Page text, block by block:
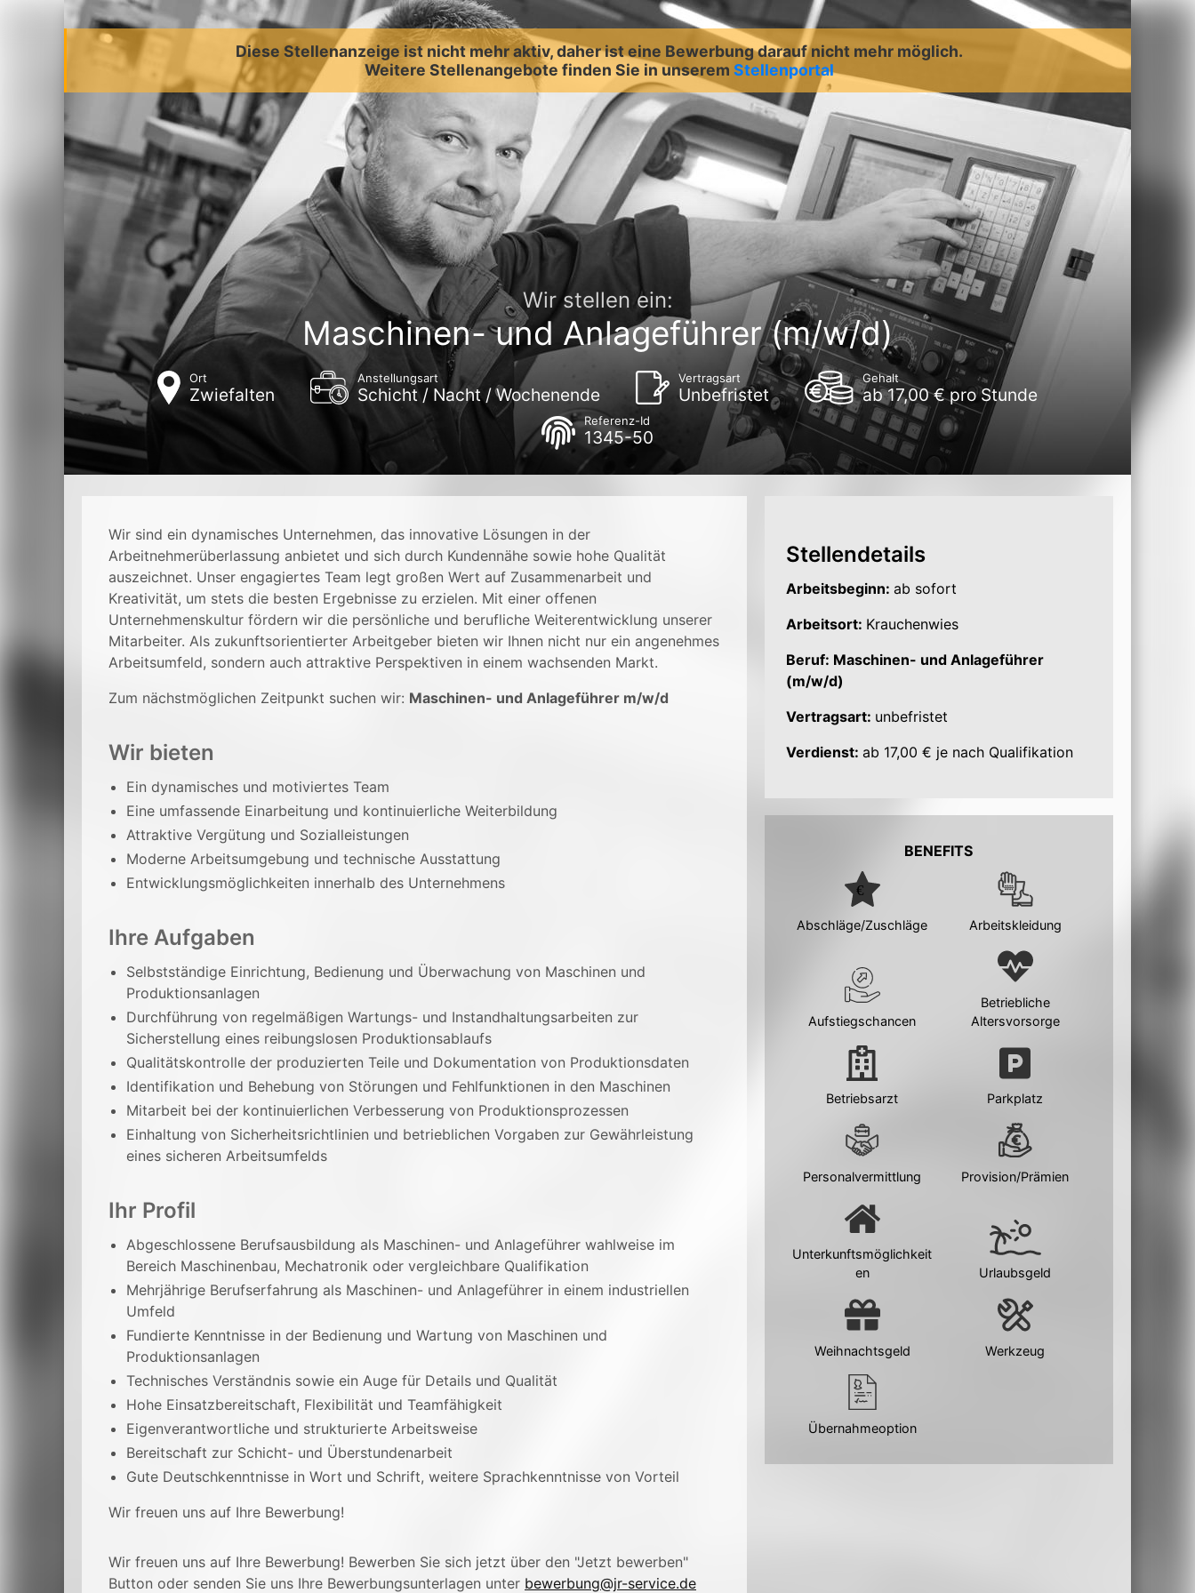
Diese Stellenanzeige ist nicht mehr aktiv, daher ist eine Bewerbung darauf nicht mehr möglich.
Weitere Stellenangebote finden Sie in unserem Stellenportal
Wir stellen ein:
Maschinen- und Anlageführer (m/w/d)
Ort
Zwiefalten
Anstellungsart
Schicht / Nacht / Wochenende
Vertragsart
Unbefristet
Gehalt
ab 17,00 € pro Stunde
Referenz-Id
1345-50
Wir sind ein dynamisches Unternehmen, das innovative Lösungen in der
Arbeitnehmerüberlassung anbietet und sich durch Kundennähe sowie hohe Qualität
auszeichnet. Unser engagiertes Team legt großen Wert auf Zusammenarbeit und
Kreativität, um stets die besten Ergebnisse zu erzielen. Mit einer offenen
Unternehmenskultur fördern wir die persönliche und berufliche Weiterentwicklung unserer
Mitarbeiter. Als zukunftsorientierter Arbeitgeber bieten wir Ihnen nicht nur ein angenehmes
Arbeitsumfeld, sondern auch attraktive Perspektiven in einem wachsenden Markt.
Zum nächstmöglichen Zeitpunkt suchen wir: Maschinen- und Anlageführer m/w/d
Wir bieten
Ein dynamisches und motiviertes Team
Eine umfassende Einarbeitung und kontinuierliche Weiterbildung
Attraktive Vergütung und Sozialleistungen
Moderne Arbeitsumgebung und technische Ausstattung
Entwicklungsmöglichkeiten innerhalb des Unternehmens
Ihre Aufgaben
Selbstständige Einrichtung, Bedienung und Überwachung von Maschinen und
Produktionsanlagen
Durchführung von regelmäßigen Wartungs- und Instandhaltungsarbeiten zur
Sicherstellung eines reibungslosen Produktionsablaufs
Qualitätskontrolle der produzierten Teile und Dokumentation von Produktionsdaten
Identifikation und Behebung von Störungen und Fehlfunktionen in den Maschinen
Mitarbeit bei der kontinuierlichen Verbesserung von Produktionsprozessen
Einhaltung von Sicherheitsrichtlinien und betrieblichen Vorgaben zur Gewährleistung
eines sicheren Arbeitsumfelds
Ihr Profil
Abgeschlossene Berufsausbildung als Maschinen- und Anlageführer wahlweise im
Bereich Maschinenbau, Mechatronik oder vergleichbare Qualifikation
Mehrjährige Berufserfahrung als Maschinen- und Anlageführer in einem industriellen
Umfeld
Fundierte Kenntnisse in der Bedienung und Wartung von Maschinen und
Produktionsanlagen
Technisches Verständnis sowie ein Auge für Details und Qualität
Hohe Einsatzbereitschaft, Flexibilität und Teamfähigkeit
Eigenverantwortliche und strukturierte Arbeitsweise
Bereitschaft zur Schicht- und Überstundenarbeit
Gute Deutschkenntnisse in Wort und Schrift, weitere Sprachkenntnisse von Vorteil
Wir freuen uns auf Ihre Bewerbung!
Wir freuen uns auf Ihre Bewerbung! Bewerben Sie sich jetzt über den "Jetzt bewerben"
Button oder senden Sie uns Ihre Bewerbungsunterlagen unter bewerbung@jr-service.de
Stellendetails
Arbeitsbeginn: ab sofort
Arbeitsort: Krauchenwies
Beruf: Maschinen- und Anlageführer
(m/w/d)
Vertragsart: unbefristet
Verdienst: ab 17,00 € je nach Qualifikation
BENEFITS
Abschläge/Zuschläge Arbeitskleidung
Aufstiegschancen
Betriebliche
Altersvorsorge
Betriebsarzt Parkplatz
Personalvermittlung Provision/Prämien
Unterkunftsmöglichkeit
en
Urlaubsgeld
Weihnachtsgeld Werkzeug
Übernahmeoption